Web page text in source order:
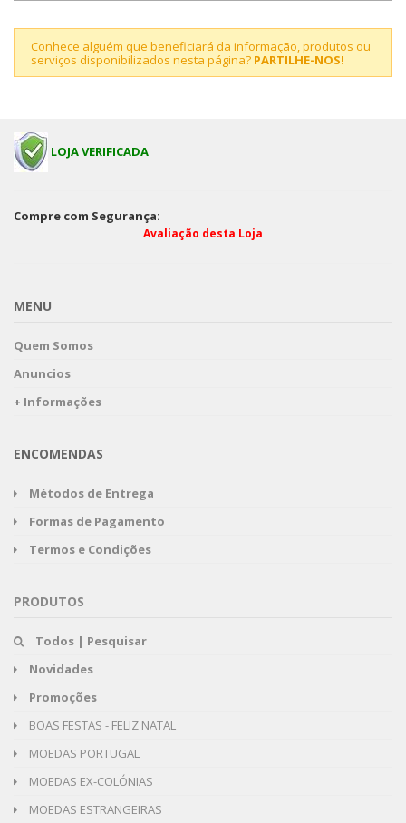
Conhece alguém que beneficiará da informação, produtos ou
serviços disponibilizados nesta página? PARTILHE-NOS!
LOJA VERIFICADA
Compre com Segurança:
Avaliação desta Loja
MENU
Quem Somos
Anuncios
+ Informações
ENCOMENDAS
Métodos de Entrega
Formas de Pagamento
Termos e Condições
PRODUTOS
Todos | Pesquisar
Novidades
Promoções
BOAS FESTAS - FELIZ NATAL
MOEDAS PORTUGAL
MOEDAS EX-COLÓNIAS
MOEDAS ESTRANGEIRAS